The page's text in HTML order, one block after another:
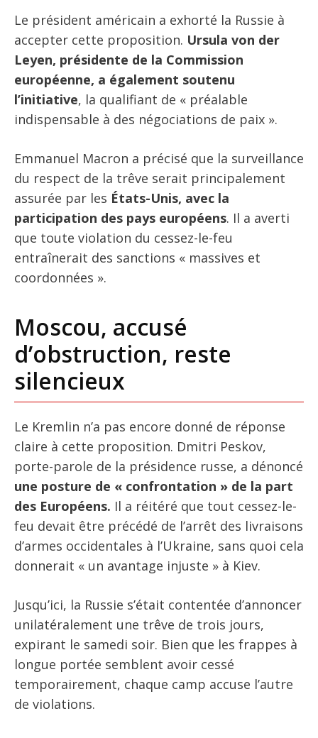
Le président américain a exhorté la Russie à
accepter cette proposition. Ursula von der
Leyen, présidente de la Commission
européenne, a également soutenu
l’initiative, la qualifiant de « préalable
indispensable à des négociations de paix ».
Emmanuel Macron a précisé que la surveillance
du respect de la trêve serait principalement
assurée par les États-Unis, avec la
participation des pays européens. Il a averti
que toute violation du cessez-le-feu
entraînerait des sanctions « massives et
coordonnées ».
Moscou, accusé
d’obstruction, reste
silencieux
Le Kremlin n’a pas encore donné de réponse
claire à cette proposition. Dmitri Peskov,
porte-parole de la présidence russe, a dénoncé
une posture de « confrontation » de la part
des Européens. Il a réitéré que tout cessez-le-
feu devait être précédé de l’arrêt des livraisons
d’armes occidentales à l’Ukraine, sans quoi cela
donnerait « un avantage injuste » à Kiev.
Jusqu’ici, la Russie s’était contentée d’annoncer
unilatéralement une trêve de trois jours,
expirant le samedi soir. Bien que les frappes à
longue portée semblent avoir cessé
temporairement, chaque camp accuse l’autre
de violations.